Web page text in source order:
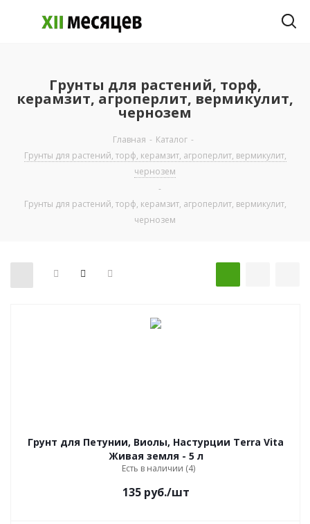
Грунты для растений, торф,
керамзит, агроперлит, вермикулит,
чернозем
Главная - Каталог -
Грунты для растений, торф, керамзит, агроперлит, вермикулит,
чернозем
-
Грунты для растений, торф, керамзит, агроперлит, вермикулит,
чернозем
Грунт для Петунии, Виолы, Настурции Terra Vita
Живая земля - 5 л
Есть в наличии (4)
135руб./шт